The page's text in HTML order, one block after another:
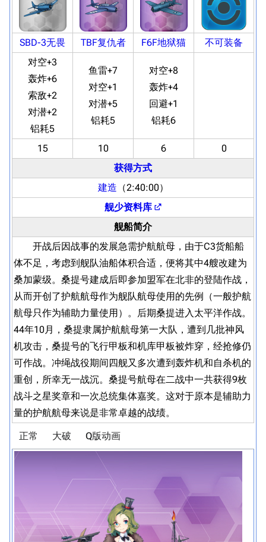
SBD-3无畏 TBF复仇者 F6F地狱猫
不可装备
对空+3
轰炸+6
索敌+2
对潜+2
铝耗5
鱼雷+7
对空+1
对潜+5
铝耗5
对空+8
轰炸+4
回避+1
铝耗6
15 10 6
0
获得方式
建造 （2:40:00）
舰少资料库
舰船简介
开战后因战事的发展急需护航航母，由于C3货船船
体不足，考虑到舰队油船体积合适，便将其中4艘改建为
桑加蒙级。桑提号建成后即参加盟军在北非的登陆作战，
从而开创了护航航母作为舰队航母使用的先例（一般护航
航母只作为辅助力量使用）。后期桑提进入太平洋作战。
44年10月，桑提隶属护航航母第一大队，遭到几批神风
机攻击，桑提号的飞行甲板和机库甲板被炸穿，经抢修仍
可作战。冲绳战役期间四舰又多次遭到轰炸机和自杀机的
重创，所幸无一战沉。桑提号航母在二战中一共获得9枚
战斗之星奖章和一次总统集体嘉奖。这对于原本是辅助力
量的护航航母来说是非常卓越的战绩。
正常 大破 Q版动画